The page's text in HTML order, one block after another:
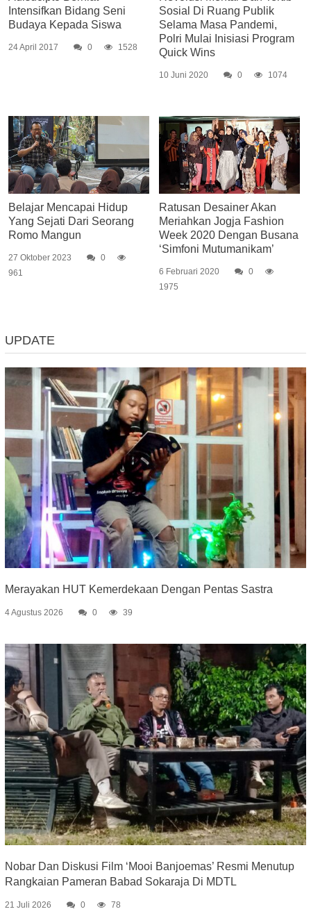
Intensifkan Bidang Seni
Budaya Kepada Siswa
24 April 2017 0 1528
Sosial Di Ruang Publik
Selama Masa Pandemi,
Polri Mulai Inisiasi Program
Quick Wins
10 Juni 2020 0 1074
Belajar Mencapai Hidup
Yang Sejati Dari Seorang
Romo Mangun
27 Oktober 2023
0
961
Ratusan Desainer Akan
Meriahkan Jogja Fashion
Week 2020 Dengan Busana
‘Simfoni Mutumanikam’
6 Februari 2020
0
1975
UPDATE
Merayakan HUT Kemerdekaan Dengan Pentas Sastra
4 Agustus 2026 0 39
Nobar Dan Diskusi Film ‘Mooi Banjoemas’ Resmi Menutup
Rangkaian Pameran Babad Sokaraja Di MDTL
21 Juli 2026 0 78